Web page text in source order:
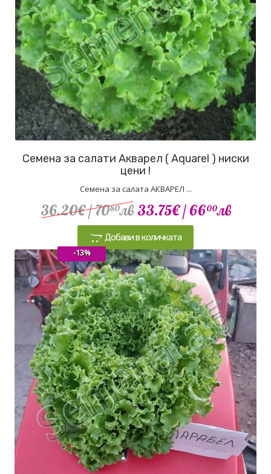
Семена за салати Акварел ( Aquarel ) ниски
цени !
Семена за салата АКВАРЕЛ ...
36.20€/ 7080лв 33.75€/ 6600лв
Добави в количката
-13%